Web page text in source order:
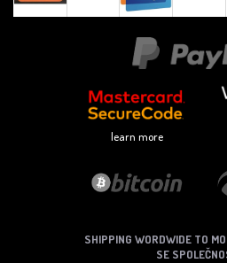
learn more
SHIPPING WORDWIDE TO
SE